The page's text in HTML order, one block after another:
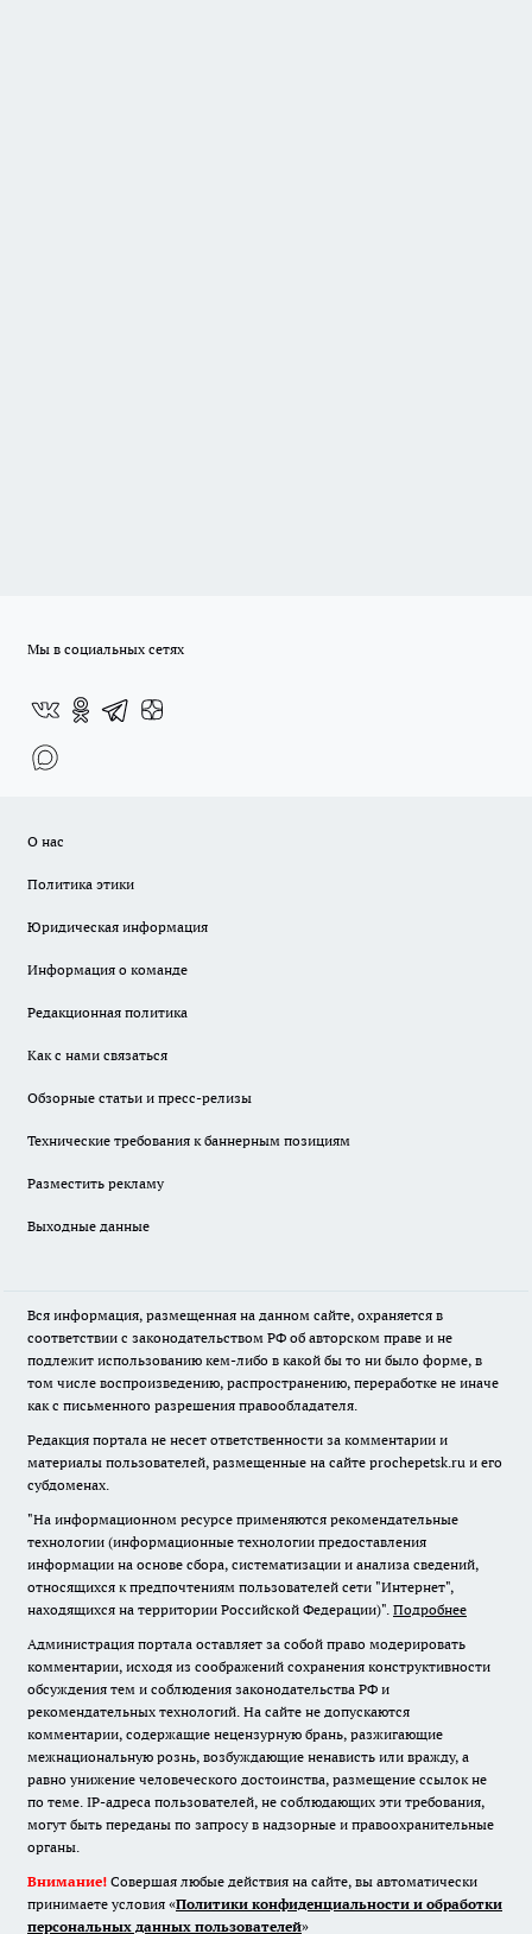
Мы в социальных сетях
О нас
Политика этики
Юридическая информация
Информация о команде
Редакционная политика
Как с нами связаться
Обзорные статьи и пресс-релизы
Технические требования к баннерным позициям
Разместить рекламу
Выходные данные
Вся информация, размещенная на данном сайте, охраняется в
соответствии с законодательством РФ об авторском праве и не
подлежит использованию кем-либо в какой бы то ни было форме, в
том числе воспроизведению, распространению, переработке не иначе
как с письменного разрешения правообладателя.
Редакция портала не несет ответственности за комментарии и
материалы пользователей, размещенные на сайте prochepetsk.ru и его
субдоменах.
"На информационном ресурсе применяются рекомендательные
технологии (информационные технологии предоставления
информации на основе сбора, систематизации и анализа сведений,
относящихся к предпочтениям пользователей сети "Интернет",
находящихся на территории Российской Федерации)". Подробнее
Администрация портала оставляет за собой право модерировать
комментарии, исходя из соображений сохранения конструктивности
обсуждения тем и соблюдения законодательства РФ и
рекомендательных технологий. На сайте не допускаются
комментарии, содержащие нецензурную брань, разжигающие
межнациональную рознь, возбуждающие ненависть или вражду, а
равно унижение человеческого достоинства, размещение ссылок не
по теме. IP-адреса пользователей, не соблюдающих эти требования,
могут быть переданы по запросу в надзорные и правоохранительные
органы.
Внимание! Совершая любые действия на сайте, вы автоматически
принимаете условия «Политики конфиденциальности и обработки
персональных данных пользователей»